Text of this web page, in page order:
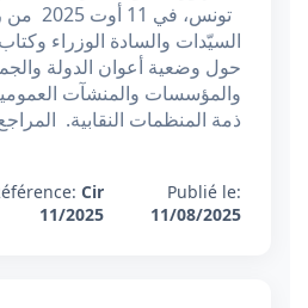
تونس،
السيّدات والسادة الوزراء
حول وضعية أعوان الدولة
والمؤسسات والمنشآت
ذمة المنظمات النقابية.
Publié le:
11/08/2025
Cir
11/2025